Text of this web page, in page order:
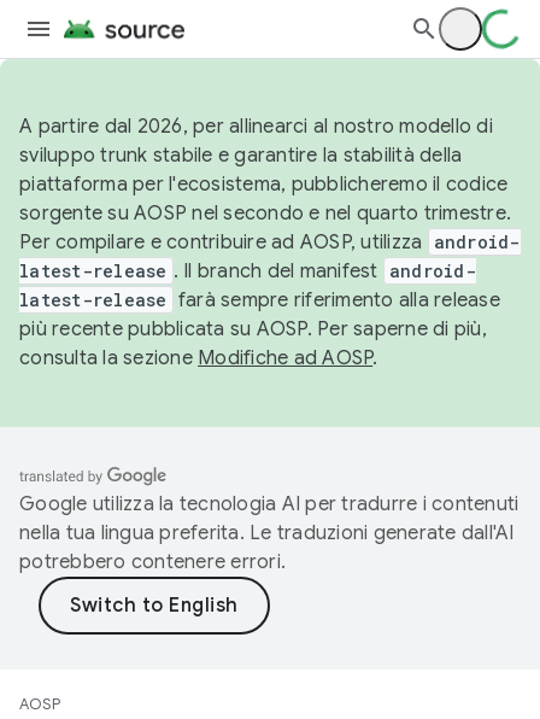
A partire dal 2026, per allinearci al nostro modello di
sviluppo trunk stabile e garantire la stabilità della
piattaforma per l'ecosistema, pubblicheremo il codice
sorgente su AOSP nel secondo e nel quarto trimestre.
Per compilare e contribuire ad AOSP, utilizza
android-
latest-release . Il branch del manifest android-
latest-release farà sempre riferimento alla release
più recente pubblicata su AOSP. Per saperne di più,
consulta la sezione Modifiche ad AOSP.
Google utilizza la tecnologia AI per tradurre i contenuti
nella tua lingua preferita. Le traduzioni generate dall'AI
potrebbero contenere errori.
AOSP